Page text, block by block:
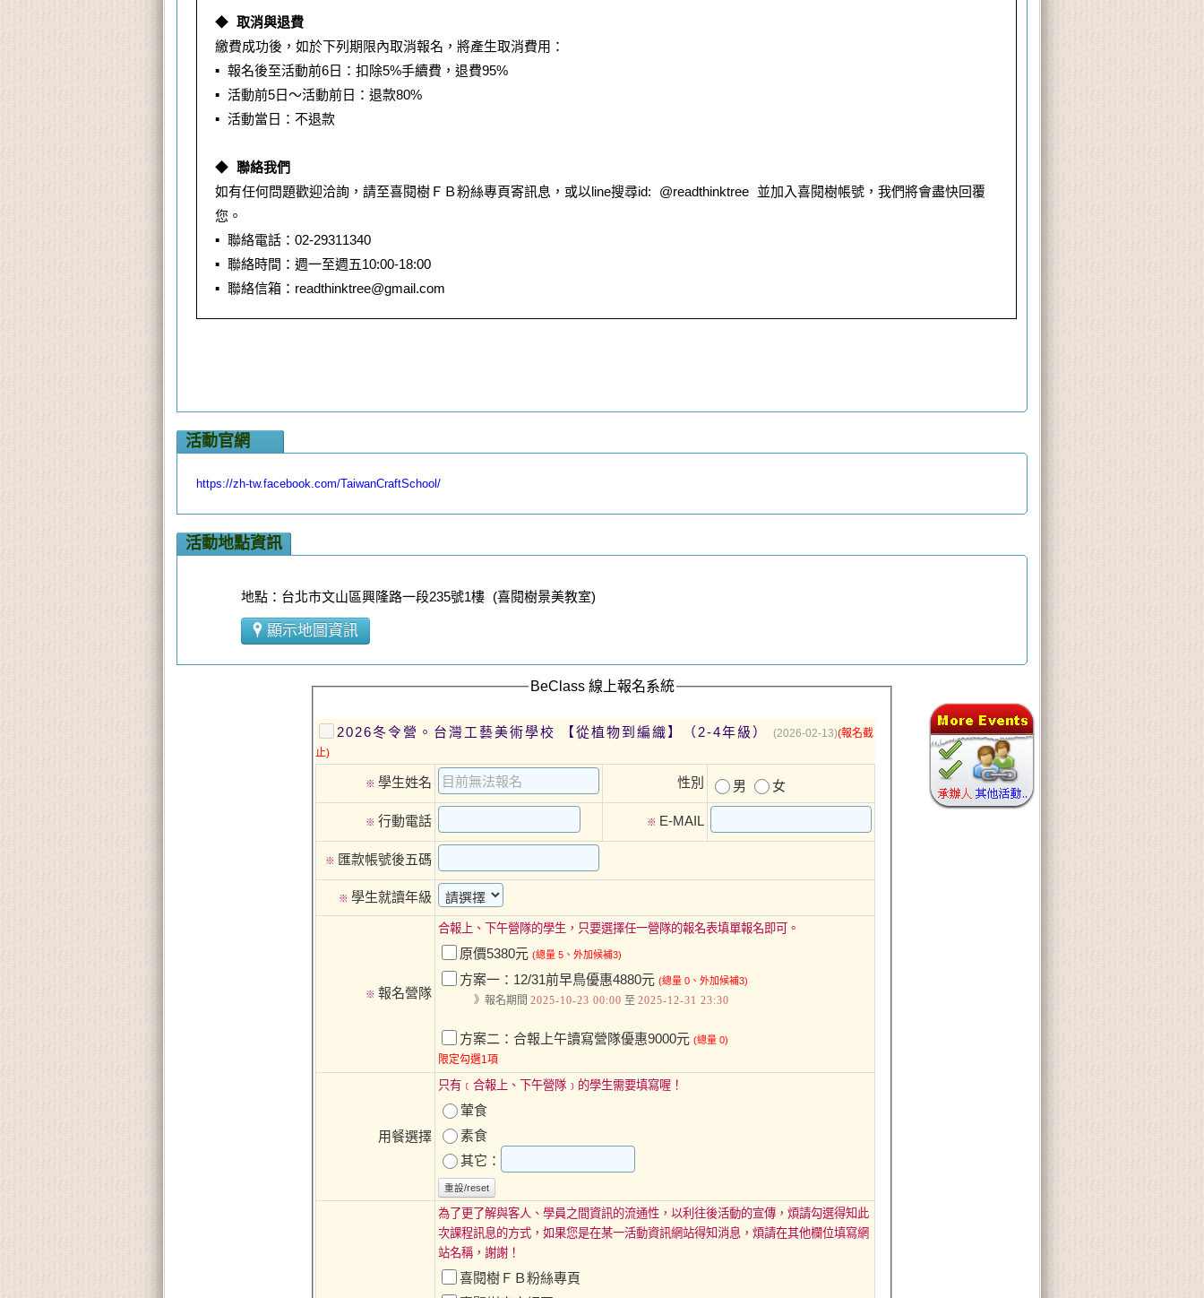
◆ 取消與退費
繳費成功後，如於下列期限內取消報名，將產生取消費用：
▪ 報名後至活動前6日：扣除5%手續費，退費95%
▪ 活動前5日～活動前日：退款80%
▪ 活動當日：不退款
◆ 聯絡我們
如有任何問題歡迎洽詢，請至喜閱樹ＦＢ粉絲專頁寄訊息，或以line搜尋id: @readthinktree 並加入喜閱樹帳號，我們將會盡快回覆
您。
▪ 聯絡電話：02-29311340
▪ 聯絡時間：週一至週五10:00-18:00
▪ 聯絡信箱：readthinktree@gmail.com
活動官網
https://zh-tw.facebook.com/TaiwanCraftSchool/
活動地點資訊
地點：台北市文山區興隆路一段235號1樓 (喜閱樹景美教室)
顯示地圖資訊
BeClass 線上報名系統
2026冬令營。台灣工藝美術學校 【從植物到編織】（2-4年級） (2026-02-13)(報名截
止)
※ 學生姓名 性別 男 女
※ 行動電話 ※ E-MAIL
※ 匯款帳號後五碼
※ 學生就讀年級
※ 報名營隊
合報上、下午營隊的學生，只要選擇任一營隊的報名表填單報名即可。
原價5380元 (總量 5、外加候補3)
方案一：12/31前早鳥優惠4880元 (總量 0、外加候補3)
》報名期間 2025-10-23 00:00 至 2025-12-31 23:30
方案二：合報上午讀寫營隊優惠9000元 (總量 0)
限定勾選1項
用餐選擇
只有﹝合報上、下午營隊﹞的學生需要填寫喔！
葷食
素食
其它：
重設/reset
為了更了解與客人、學員之間資訊的流通性，以利往後活動的宣傳，煩請勾選得知此
次課程訊息的方式，如果您是在某一活動資訊網站得知消息，煩請在其他欄位填寫網
站名稱，謝謝！
喜閱樹ＦＢ粉絲專頁